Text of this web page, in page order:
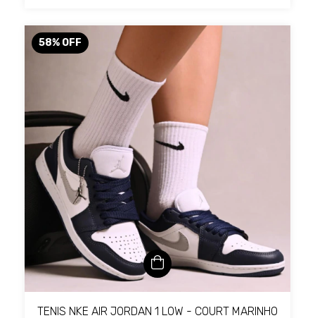
58% OFF
TENIS NKE AIR JORDAN 1 LOW - COURT MARINHO